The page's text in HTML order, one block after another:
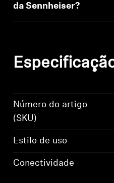
da Sennheiser?
Número do artigo
(SKU)
Estilo de uso
Conectividade